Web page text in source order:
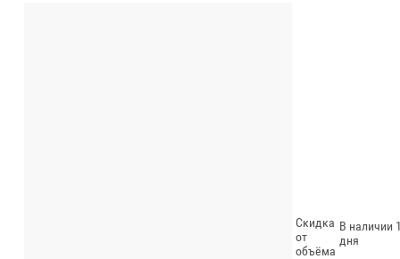
Скидка
от
объёма
В наличии
дня